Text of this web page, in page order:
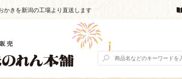
かきを新潟の工場より直送します